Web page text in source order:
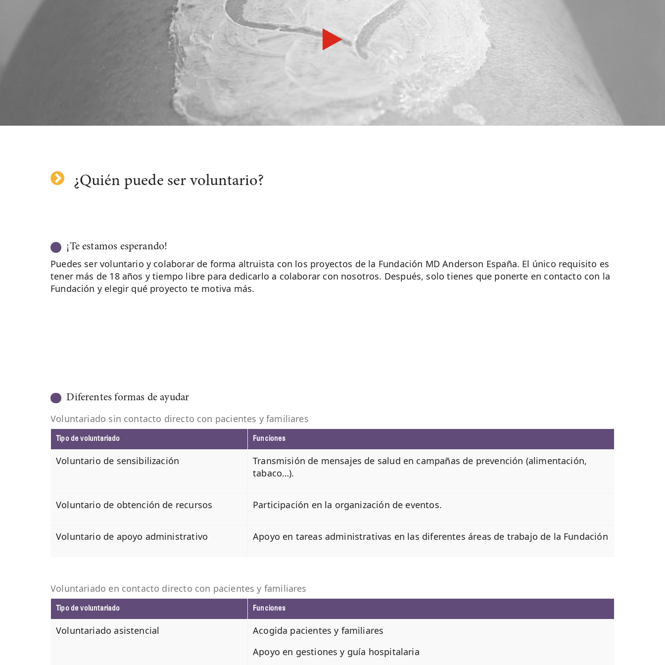
¿Quién puede ser voluntario?
¡Te estamos esperando!
Puedes ser voluntario y colaborar de forma altruista con los proyectos de la Fundación MD Anderson España. El único requisito es
tener más de 18 años y tiempo libre para dedicarlo a colaborar con nosotros. Después, solo tienes que ponerte en contacto con la
Fundación y elegir qué proyecto te motiva más.
Diferentes formas de ayudar
Voluntariado sin contacto directo con pacientes y familiares
Tipo de voluntariado Funciones
Voluntario de sensibilización
Transmisión de mensajes de salud en campañas de prevención (alimentación,
tabaco…).
Voluntario de obtención de recursos Participación en la organización de eventos.
Voluntario de apoyo administrativo Apoyo en tareas administrativas en las diferentes áreas de trabajo de la Fundación
Voluntariado en contacto directo con pacientes y familiares
Tipo de voluntariado Funciones
Voluntariado asistencial
Acogida pacientes y familiares
Apoyo en gestiones y guía hospitalaria